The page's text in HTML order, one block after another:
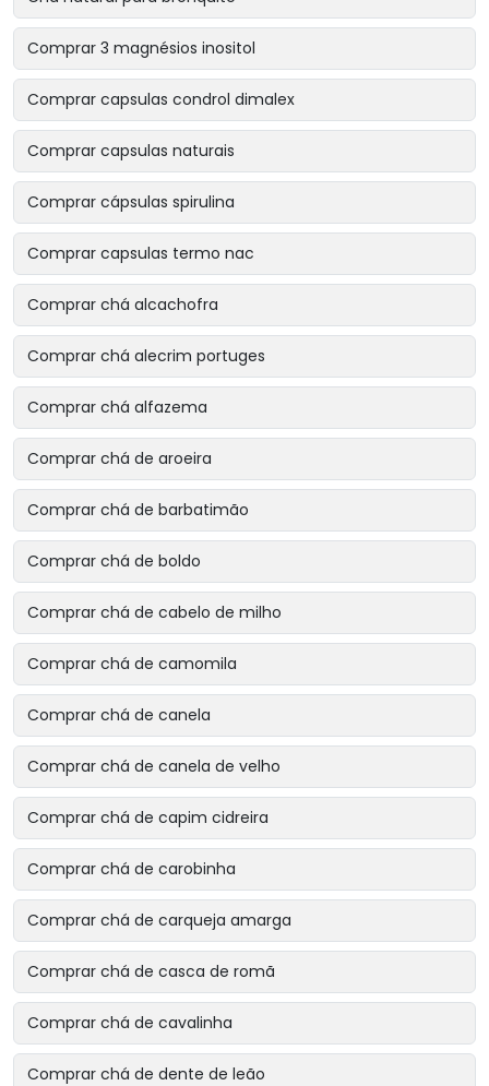
Comprar 3 magnésios inositol
Comprar capsulas condrol dimalex
Comprar capsulas naturais
Comprar cápsulas spirulina
Comprar capsulas termo nac
Comprar chá alcachofra
Comprar chá alecrim portuges
Comprar chá alfazema
Comprar chá de aroeira
Comprar chá de barbatimão
Comprar chá de boldo
Comprar chá de cabelo de milho
Comprar chá de camomila
Comprar chá de canela
Comprar chá de canela de velho
Comprar chá de capim cidreira
Comprar chá de carobinha
Comprar chá de carqueja amarga
Comprar chá de casca de romã
Comprar chá de cavalinha
Comprar chá de dente de leão